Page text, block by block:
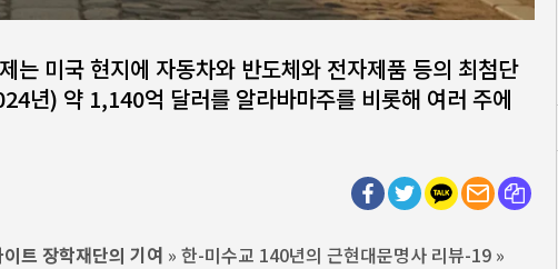
는 미국 현지에 자동차와 반도체와 전자제품 등의 최첨단
년) 약 1,140억 달러를 알라바마주를 비롯해 여러 주에
트 장학재단의 기여 » 한-미수교 140년의 근현대문명사 리뷰-19 »